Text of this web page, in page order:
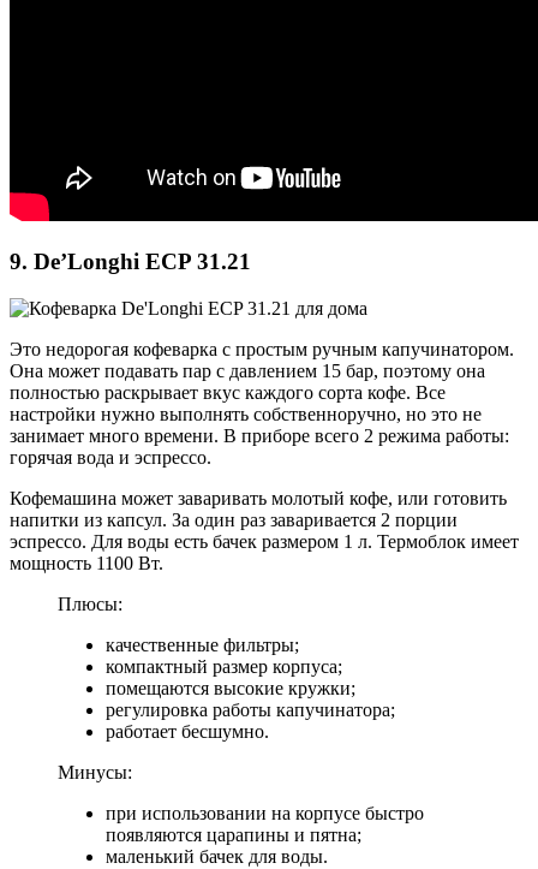
9. De’Longhi ECP 31.21
Это недорогая кофеварка с простым ручным капучинатором.
Она может подавать пар с давлением 15 бар, поэтому она
полностью раскрывает вкус каждого сорта кофе. Все
настройки нужно выполнять собственноручно, но это не
занимает много времени. В приборе всего 2 режима работы:
горячая вода и эспрессо.
Кофемашина может заваривать молотый кофе, или готовить
напитки из капсул. За один раз заваривается 2 порции
эспрессо. Для воды есть бачек размером 1 л. Термоблок имеет
мощность 1100 Вт.
Плюсы:
качественные фильтры;
компактный размер корпуса;
помещаются высокие кружки;
регулировка работы капучинатора;
работает бесшумно.
Минусы:
при использовании на корпусе быстро
появляются царапины и пятна;
маленький бачек для воды.